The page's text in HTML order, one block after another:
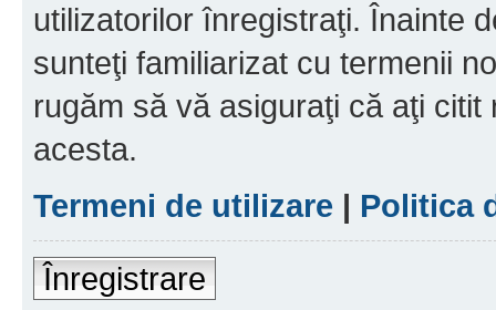
utilizatorilor înregistraţi. Înainte
sunteţi familiarizat cu termenii
rugăm să vă asiguraţi că aţi
acesta.
Termeni de utilizare | Politica
Înregistrare